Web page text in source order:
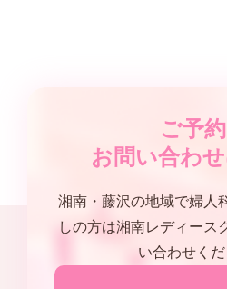
ご予約
お問い合わ
湘南・藤沢の地域で婦人
しの方は湘南レディース
い合わせくだ